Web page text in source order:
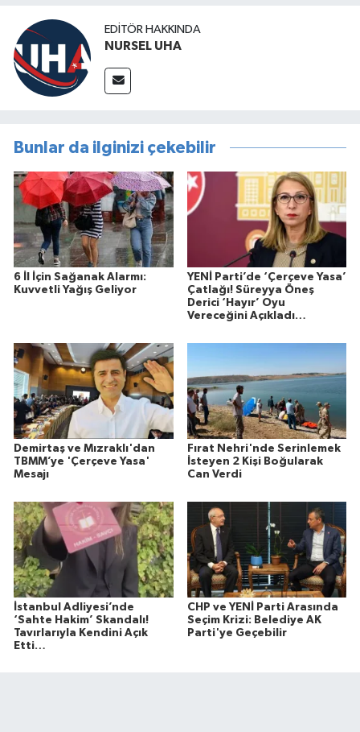
EDITÖR HAKKINDA
NURSEL UHA
Bunlar da ilginizi çekebilir
6 İl İçin Sağanak Alarmı:
Kuvvetli Yağış Geliyor
YENİ Parti’de ‘Çerçeve Yasa’
Çatlağı! Süreyya Öneş
Derici ‘Hayır’ Oyu
Vereceğini Açıkladı…
Demirtaş ve Mızraklı'dan
TBMM’ye 'Çerçeve Yasa'
Mesajı
Fırat Nehri'nde Serinlemek
İsteyen 2 Kişi Boğularak
Can Verdi
İstanbul Adliyesi’nde
‘Sahte Hakim’ Skandalı!
Tavırlarıyla Kendini Açık
Etti…
CHP ve YENİ Parti Arasında
Seçim Krizi: Belediye AK
Parti'ye Geçebilir